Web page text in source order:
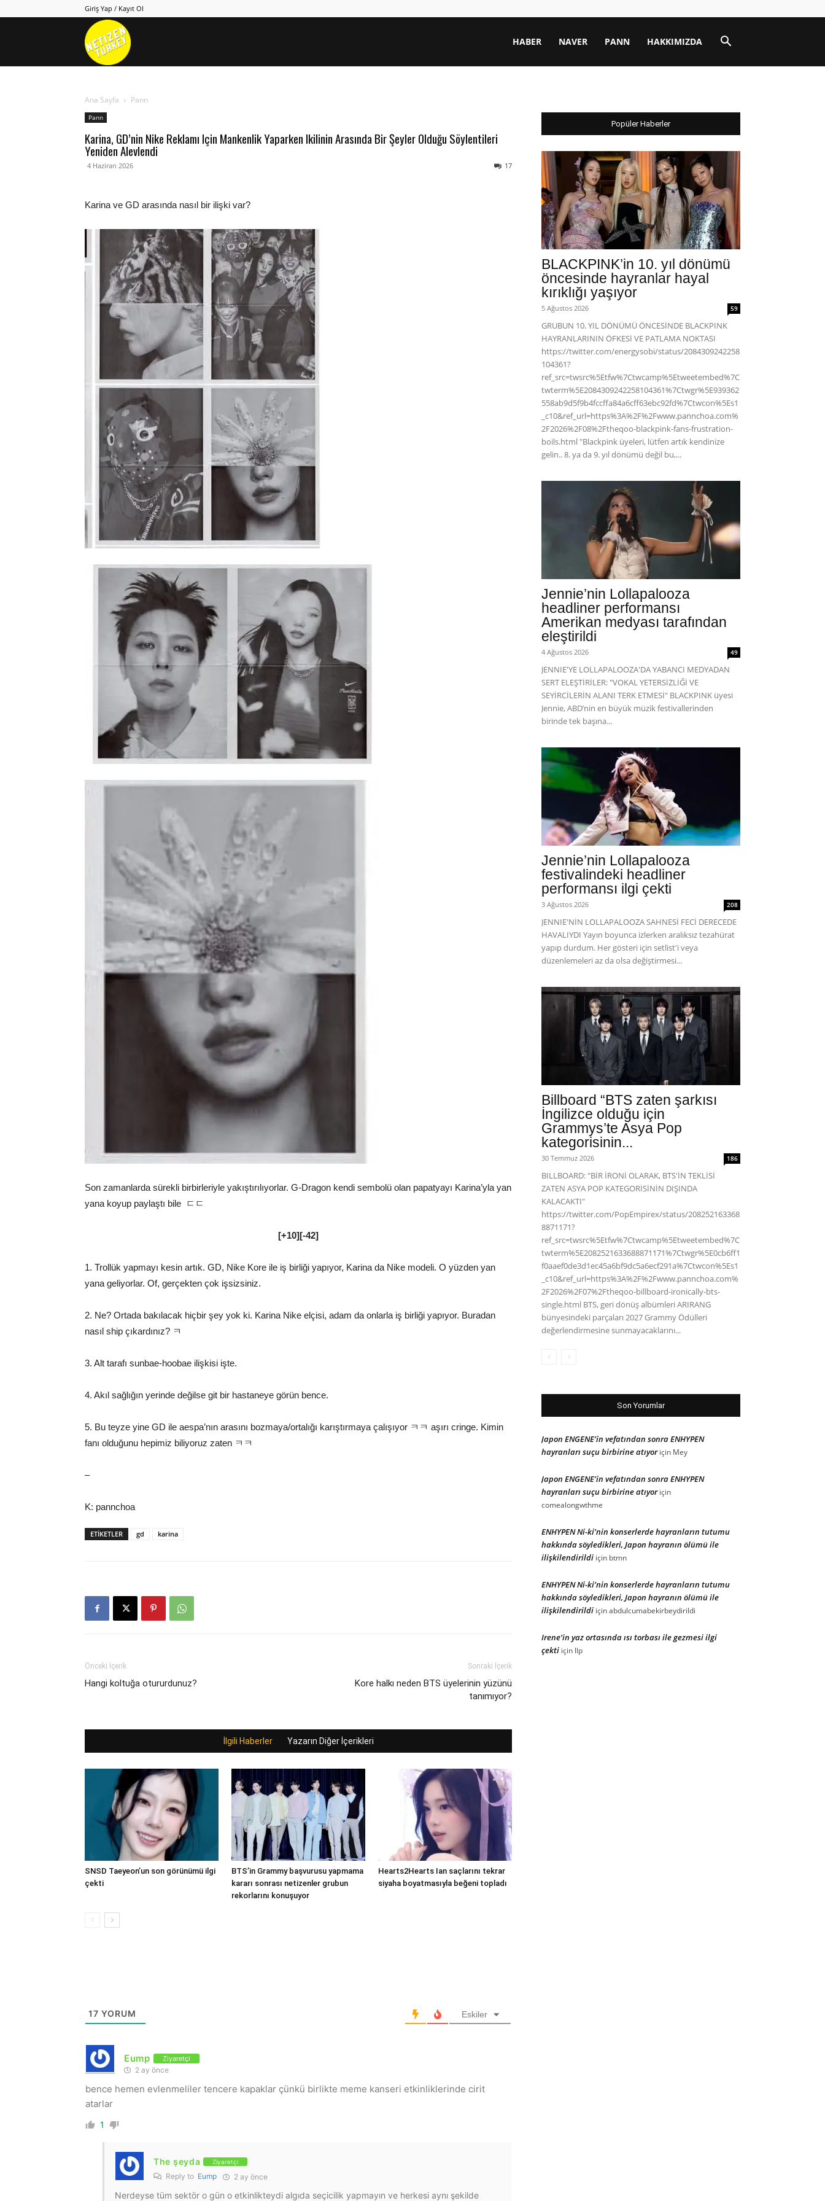
Giriş Yap / Kayıt Ol
Netizen HABER NAVER PANN HAKKIMIZDA
Ana Sayfa Pann
Pann
Karina, GD’nin Nike Reklamı Için Mankenlik Yaparken Ikilinin Arasında Bir Şeyler Olduğu Söylentileri
Yeniden Alevlendi
4 Haziran 2026 17
Karina ve GD arasında nasıl bir ilişki var?
Son zamanlarda sürekli birbirleriyle yakıştırılıyorlar. G-Dragon kendi sembolü olan papatyayı Karina’yla yan
yana koyup paylaştı bile ㄷㄷ
[+10][-42]
1. Trollük yapmayı kesin artık. GD, Nike Kore ile iş birliği yapıyor, Karina da Nike modeli. O yüzden yan
yana geliyorlar. Of, gerçekten çok işsizsiniz.
2. Ne? Ortada bakılacak hiçbir şey yok ki. Karina Nike elçisi, adam da onlarla iş birliği yapıyor. Buradan
nasıl ship çıkardınız? ㅋ
3. Alt tarafı sunbae-hoobae ilişkisi işte.
4. Akıl sağlığın yerinde değilse git bir hastaneye görün bence.
5. Bu teyze yine GD ile aespa’nın arasını bozmaya/ortalığı karıştırmaya çalışıyor ㅋㅋ aşırı cringe. Kimin
fanı olduğunu hepimiz biliyoruz zaten ㅋㅋ
–
K: pannchoa
ETIKETLER gd karina
Önceki İçerik
Hangi koltuğa otururdunuz?
Sonraki İçerik
Kore halkı neden BTS üyelerinin yüzünü
tanımıyor?
İlgili Haberler Yazarın Diğer İçerikleri
SNSD Taeyeon’un son görünümü ilgi
çekti
BTS’in Grammy başvurusu yapmama
kararı sonrası netizenler grubun
rekorlarını konuşuyor
Hearts2Hearts Ian saçlarını tekrar
siyaha boyatmasıyla beğeni topladı
17 YORUM Eskiler
Eump Ziyaretçi
2 ay önce
bence hemen evlenmeliler tencere kapaklar çünkü birlikte meme kanseri etkinliklerinde cirit
atarlar
1
The şeyda Ziyaretçi
Reply to Eump 2 ay önce
Nerdeyse tüm sektör o gün o etkinlikteydi algıda seçicilik yapmayın ve herkesi aynı şekilde
Popüler Haberler
BLACKPINK’in 10. yıl dönümü
öncesinde hayranlar hayal
kırıklığı yaşıyor
5 Ağustos 2026 59
GRUBUN 10. YIL DÖNÜMÜ ÖNCESİNDE BLACKPINK
HAYRANLARININ ÖFKESİ VE PATLAMA NOKTASI
https://twitter.com/energysobi/status/2084309242258
104361?
ref_src=twsrc%5Etfw%7Ctwcamp%5Etweetembed%7C
twterm%5E2084309242258104361%7Ctwgr%5E939362
558ab9d5f9b4fccffa84a6cff63ebc92fd%7Ctwcon%5Es1
_c10&ref_url=https%3A%2F%2Fwww.pannchoa.com%
2F2026%2F08%2Ftheqoo-blackpink-fans-frustration-
boils.html "Blackpink üyeleri, lütfen artık kendinize
gelin.. 8. ya da 9. yıl dönümü değil bu,...
Jennie’nin Lollapalooza
headliner performansı
Amerikan medyası tarafından
eleştirildi
4 Ağustos 2026 49
JENNIE'YE LOLLAPALOOZA'DA YABANCI MEDYADAN
SERT ELEŞTİRİLER: "VOKAL YETERSİZLİĞİ VE
SEYİRCİLERİN ALANI TERK ETMESİ" BLACKPINK üyesi
Jennie, ABD’nin en büyük müzik festivallerinden
birinde tek başına...
Jennie’nin Lollapalooza
festivalindeki headliner
performansı ilgi çekti
3 Ağustos 2026 208
JENNIE'NİN LOLLAPALOOZA SAHNESİ FECİ DERECEDE
HAVALIYDI Yayın boyunca izlerken aralıksız tezahürat
yapıp durdum. Her gösteri için setlist'i veya
düzenlemeleri az da olsa değiştirmesi...
Billboard “BTS zaten şarkısı
İngilizce olduğu için
Grammys’te Asya Pop
kategorisinin...
30 Temmuz 2026 186
BILLBOARD: "BİR İRONİ OLARAK, BTS'İN TEKLİSİ
ZATEN ASYA POP KATEGORİSİNİN DIŞINDA
KALACAKTI"
https://twitter.com/PopEmpirex/status/208252163368
8871171?
ref_src=twsrc%5Etfw%7Ctwcamp%5Etweetembed%7C
twterm%5E2082521633688871171%7Ctwgr%5E0cb6ff1
f0aaef0de3d1ec45a6bf9dc5a6ecf291a%7Ctwcon%5Es1
_c10&ref_url=https%3A%2F%2Fwww.pannchoa.com%
2F2026%2F07%2Ftheqoo-billboard-ironically-bts-
single.html BTS, geri dönüş albümleri ARIRANG
bünyesindeki parçaları 2027 Grammy Ödülleri
değerlendirmesine sunmayacaklarını...
Son Yorumlar
Japon ENGENE’in vefatından sonra ENHYPEN
hayranları suçu birbirine atıyoriçin Mey
Japon ENGENE’in vefatından sonra ENHYPEN
hayranları suçu birbirine atıyoriçin
comealongwthme
ENHYPEN Ni-ki’nin konserlerde hayranların tutumu
hakkında söyledikleri, Japon hayranın ölümü ile
ilişkilendirildi için btmn
ENHYPEN Ni-ki’nin konserlerde hayranların tutumu
hakkında söyledikleri, Japon hayranın ölümü ile
ilişkilendirildi içinabdulcumabekirbeydirildi
Irene’in yaz ortasında ısı torbası ile gezmesi ilgi
çekti için llp